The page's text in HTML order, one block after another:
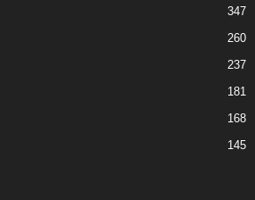
347
260
237
181
168
145